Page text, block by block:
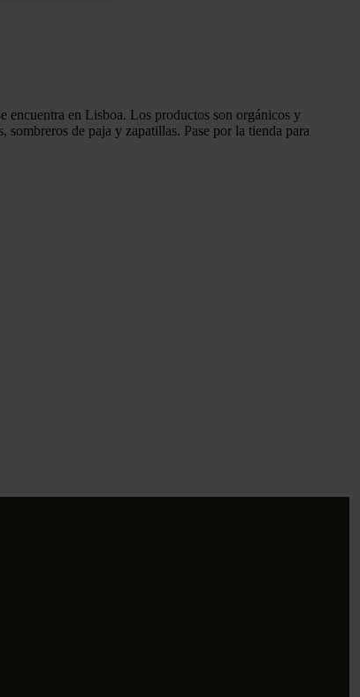
encuentra en Lisboa. Los productos son orgánicos y
sombreros de paja y zapatillas. Pase por la tienda para